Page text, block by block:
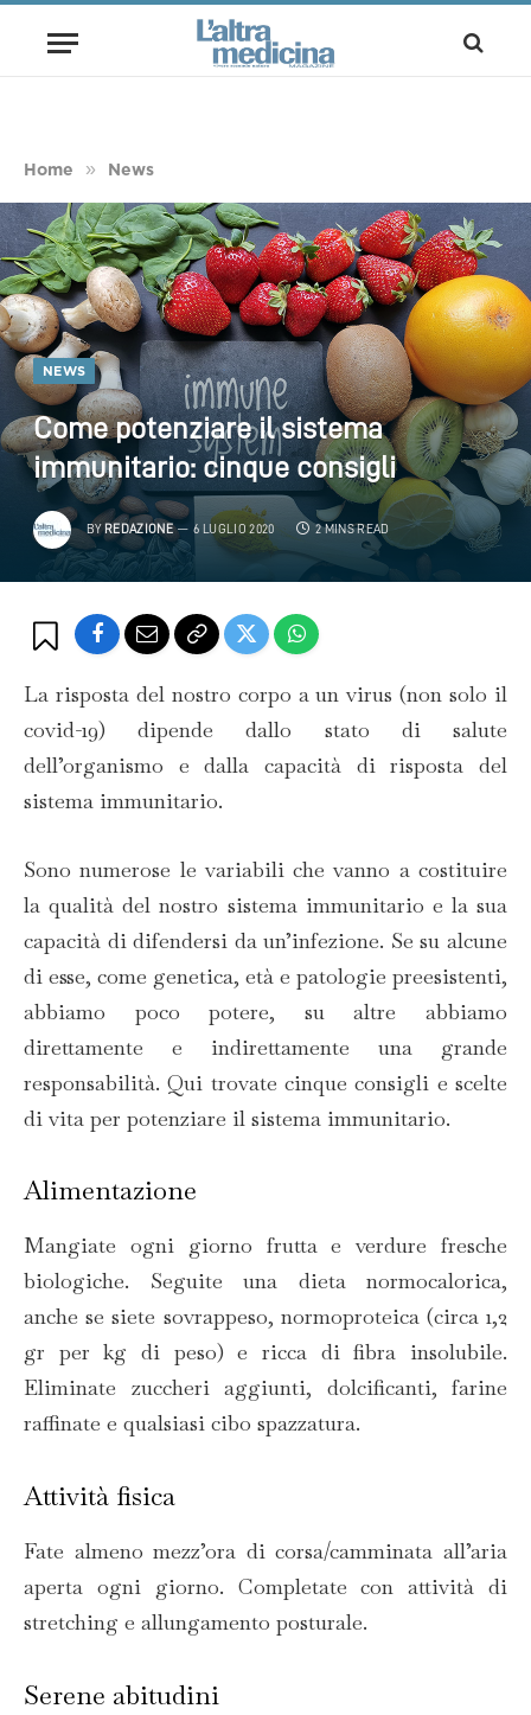
Home » News
NEWS
Come potenziare il sistema
immunitario: cinque consigli
BY REDAZIONE 6 LUGLIO 2020 2 MINS READ
La risposta del nostro corpo a un virus (non solo il
covid-19) dipende dallo stato di salute
dell’organismo e dalla capacità di risposta del
sistema immunitario.
Sono numerose le variabili che vanno a costituire
la qualità del nostro sistema immunitario e la sua
capacità di difendersi da un’infezione. Se su alcune
di esse, come genetica, età e patologie preesistenti,
abbiamo poco potere, su altre abbiamo
direttamente e indirettamente una grande
responsabilità. Qui trovate cinque consigli e scelte
di vita per potenziare il sistema immunitario.
Alimentazione
Mangiate ogni giorno frutta e verdure fresche
biologiche. Seguite una dieta normocalorica,
anche se siete sovrappeso, normoproteica (circa 1,2
gr per kg di peso) e ricca di fibra insolubile.
Eliminate zuccheri aggiunti, dolcificanti, farine
raffinate e qualsiasi cibo spazzatura.
Attività fisica
Fate almeno mezz’ora di corsa/camminata all’aria
aperta ogni giorno. Completate con attività di
stretching e allungamento posturale.
Serene abitudini